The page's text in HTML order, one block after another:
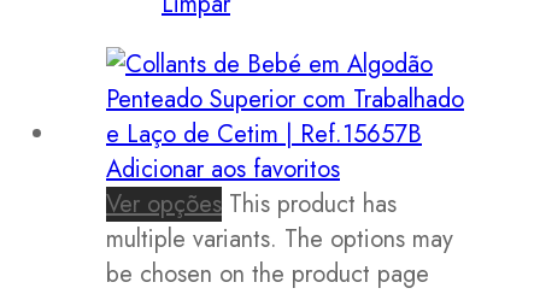
Adicionar aos favoritos
Ver opções This product has
multiple variants. The options may
be chosen on the product page